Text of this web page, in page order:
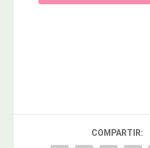
COMPARTIR: